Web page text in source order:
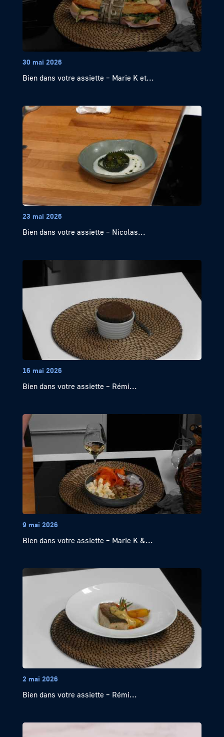
30 mai 2026
Bien dans votre assiette – Marie K et...
23 mai 2026
Bien dans votre assiette – Nicolas...
16 mai 2026
Bien dans votre assiette – Rémi...
9 mai 2026
Bien dans votre assiette – Marie K &...
2 mai 2026
Bien dans votre assiette – Rémi...